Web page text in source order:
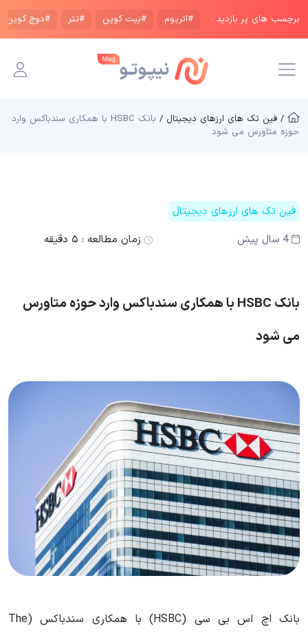
برچسب های پر بازدید : #اتریوم #بیت کوین #تتر #دوج کوین
/ فین تک های ارزهای دیجیتال /
بانک HSBC با همکاری سندباکس وارد
حوزه متاورس می شود
فین تک های ارزهای دیجیتال
4 سال پیش
زمان مطالعه : ۵ دقیقه
بانک HSBC با همکاری سندباکس وارد حوزه متاورس
می شود
بانک اچ‌ اس‌ بی‌ سی (HSBC) با همکاری سندباکس (The